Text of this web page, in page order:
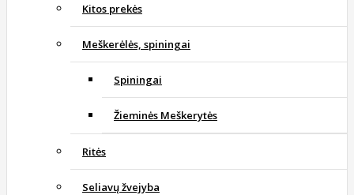
Kitos prekės
Meškerėlės, spiningai
Spiningai
Žieminės Meškerytės
Ritės
Seliavų žvejyba